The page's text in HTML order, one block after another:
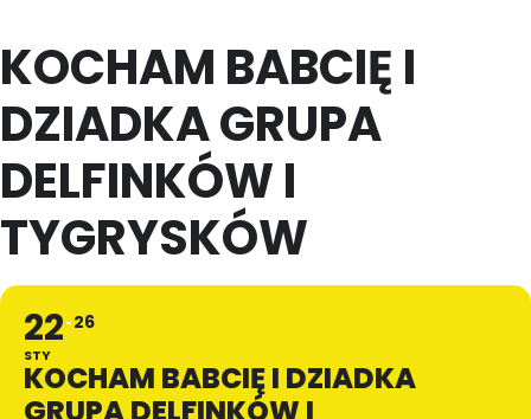
KOCHAM BABCIĘ I
DZIADKA GRUPA
DELFINKÓW I
TYGRYSKÓW
22
STY
26
KOCHAM BABCIĘ I DZIADKA